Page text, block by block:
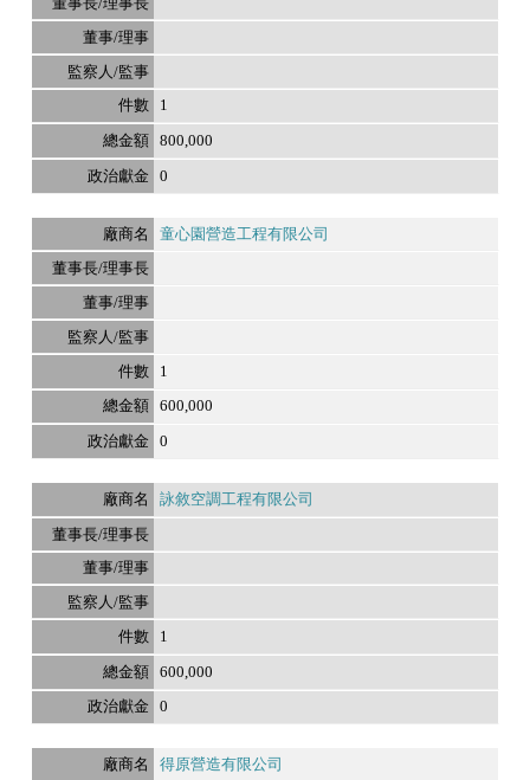
1
800,000
0
童心園營造工程有限公司
1
600,000
0
詠敘空調工程有限公司
1
600,000
0
得原營造有限公司